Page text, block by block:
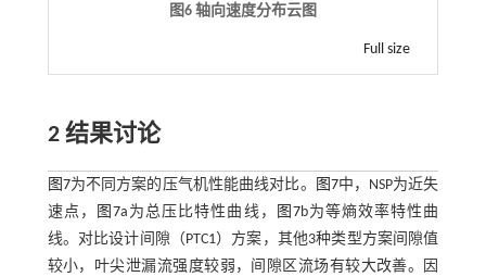
图6 轴向速度分布云图
Full size
2 结果讨论
图7为不同方案的压气机性能曲线对比。 图7中，NSP为近失
速点，
图7a为总压比特性曲线， 图7b为等熵效率特性曲
线。对比设计间隙（PTC1）方案，其他3种类型方案间隙值
较小，叶尖泄漏流强度较弱，间隙区流场有较大改善。因